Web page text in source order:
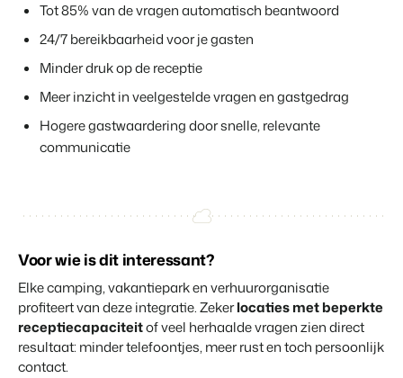
Booking Analytics
BEX Overzicht
Voor Vakantieparken
Ontdek de voordelen van Booking Experts voor
Vakantieparken.
Voor Concerns
Ontdek de voordelen van Booking Experts voor Concerns &
Groepen.
Customer Success Team
Krijg antwoord op jouw vragen
Vacatures
Contact
Over ons
Tot 85% van de vragen automatisch beantwoord
24/7 bereikbaarheid voor je gasten
Minder druk op de receptie
Meer inzicht in veelgestelde vragen en gastgedrag
Hogere gastwaardering door snelle, relevante
communicatie
Voor wie is dit interessant?
Elke camping, vakantiepark en verhuurorganisatie
profiteert van deze integratie. Zekerlocaties met beperkte
receptiecapaciteitof veel herhaalde vragen zien direct
resultaat: minder telefoontjes, meer rust en toch persoonlijk
contact.